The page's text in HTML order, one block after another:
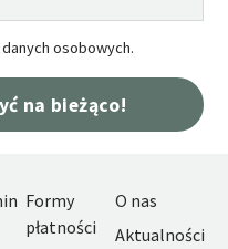
osobowych.
na bieżąco!
Formy
płatności
O nas
Aktualności